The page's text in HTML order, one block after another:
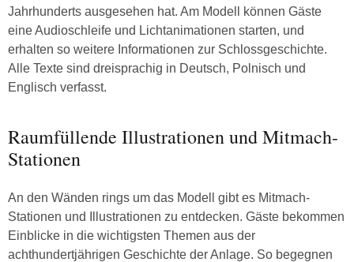
Jahrhunderts ausgesehen hat. Am Modell können Gäste
eine Audioschleife und Lichtanimationen starten, und
erhalten so weitere Informationen zur Schlossgeschichte.
Alle Texte sind dreisprachig in Deutsch, Polnisch und
Englisch verfasst.
Raumfüllende Illustrationen und Mitmach-
Stationen
An den Wänden rings um das Modell gibt es Mitmach-
Stationen und Illustrationen zu entdecken. Gäste bekommen
Einblicke in die wichtigsten Themen aus der
achthundertjährigen Geschichte der Anlage. So begegnen